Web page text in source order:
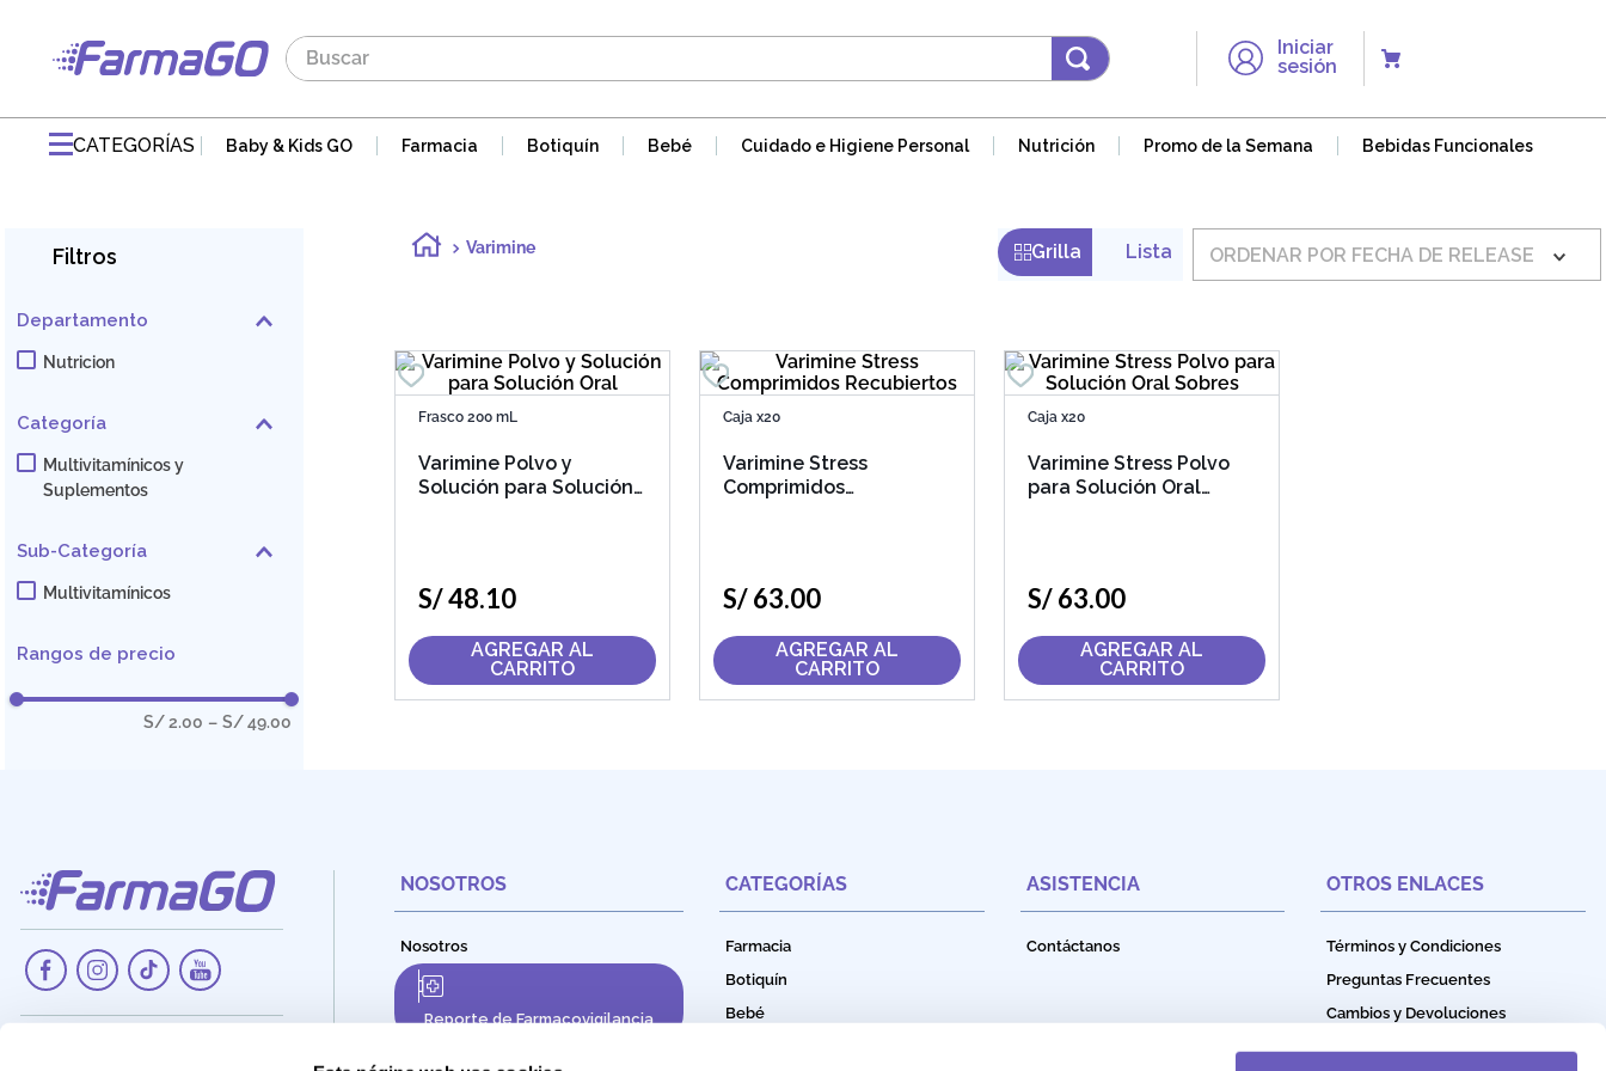
Buscar
Iniciar
sesión
CATEGORÍAS Baby & Kids GO Farmacia Botiquín Bebé Cuidado e Higiene Personal Nutrición Promo de la Semana Bebidas Funcionales
Filtros
Departamento
Nutricion
Categoría
Multivitamínicos y
Suplementos
Sub-Categoría
Multivitamínicos
Rangos de precio
S/ 2.00 – S/ 49.00
Varimine ORDENAR POR FECHA DE RELEASE
Frasco 200 mL
Varimine Polvo y
Solución para Solución
S/48.10
AGREGAR AL
CARRITO
Caja x20
Varimine Stress
Comprimidos
S/63.00
AGREGAR AL
CARRITO
Caja x20
Varimine Stress Polvo
para Solución Oral
S/63.00
AGREGAR AL
CARRITO
NOSOTROS
Nosotros
Reporte de Farmacovigilancia
CATEGORÍAS
Farmacia
Botiquín
Bebé
ASISTENCIA
Contáctanos
OTROS ENLACES
Términos y Condiciones
Preguntas Frecuentes
Cambios y Devoluciones
Política de Privacidad
1.
maddre
4.
gaseovet
6
8.
9.
mucovit